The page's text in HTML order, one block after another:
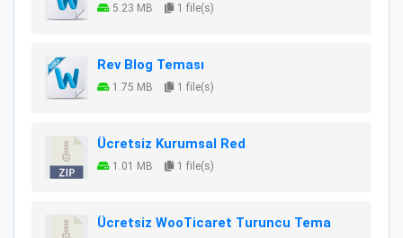
5.23 MB 1 file(s)
Rev Blog Teması
1.75 MB 1 file(s)
Ücretsiz Kurumsal Red
1.01 MB 1 file(s)
Ücretsiz WooTicaret Turuncu Tema